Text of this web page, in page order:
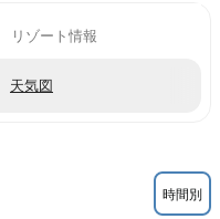
リゾート情報
天気図
時間別